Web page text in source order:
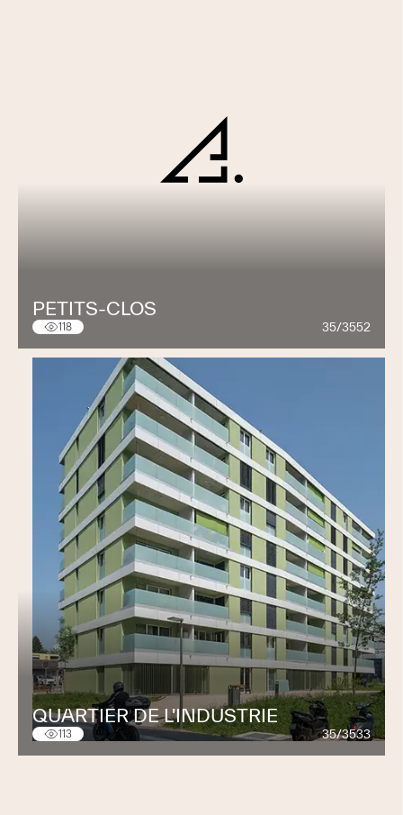
PETITS-CLOS
118 35/3552
QUARTIER DE L'INDUSTRIE
113 35/3533